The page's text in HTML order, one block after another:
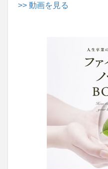
>> 動画を見る